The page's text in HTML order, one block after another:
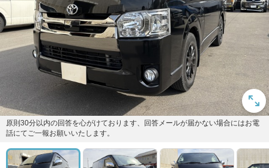
原則30分以内の回答を心がけております、回答メールが届かない場合にはお電
話にてご一報お願いいたします。